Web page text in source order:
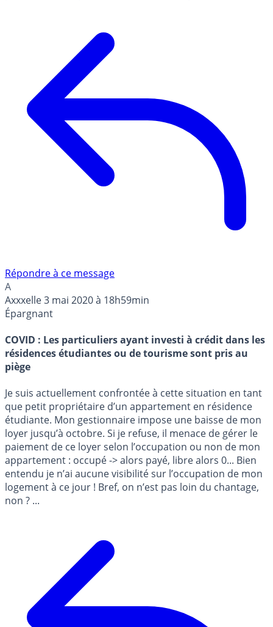
Répondre à ce message
A
Axxxelle3 mai 2020 à 18h59min
Épargnant
COVID : Les particuliers ayant investi à crédit dans les
résidences étudiantes ou de tourisme sont pris au
piège
Je suis actuellement confrontée à cette situation en tant
que petit propriétaire d’un appartement en résidence
étudiante. Mon gestionnaire impose une baisse de mon
loyer jusqu’à octobre. Si je refuse, il menace de gérer le
paiement de ce loyer selon l’occupation ou non de mon
appartement : occupé -> alors payé, libre alors 0... Bien
entendu je n’ai aucune visibilité sur l’occupation de mon
logement à ce jour ! Bref, on n’est pas loin du chantage,
non ? ...